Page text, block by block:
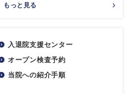
もっと見る
入退院支援センター
オープン検査予約
当院への紹介手順